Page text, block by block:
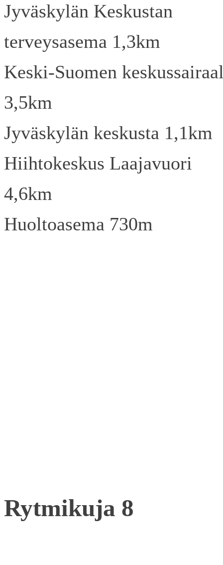
Jyväskylän Keskustan
terveysasema 1,3km
Keski-Suomen
3,5km
Jyväskylän keskusta 1,1km
Hiihtokeskus Laajavuori
4,6km
Huoltoasema 730m
Rytmikuja 8